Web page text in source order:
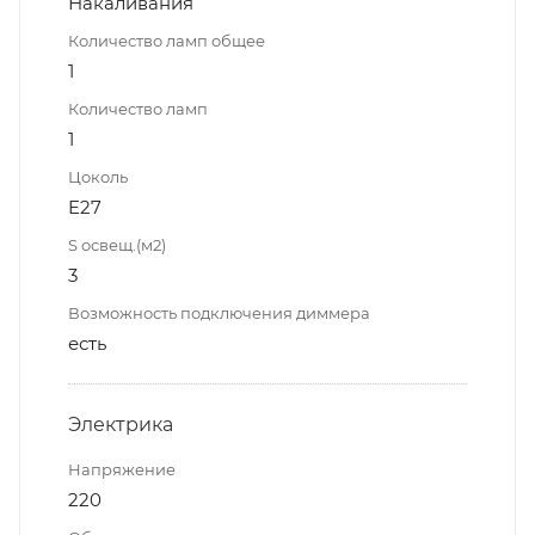
Количество ламп общее
1
Количество ламп
1
Цоколь
E27
S освещ.(м2)
3
Возможность подключения диммера
есть
Электрика
Напряжение
220